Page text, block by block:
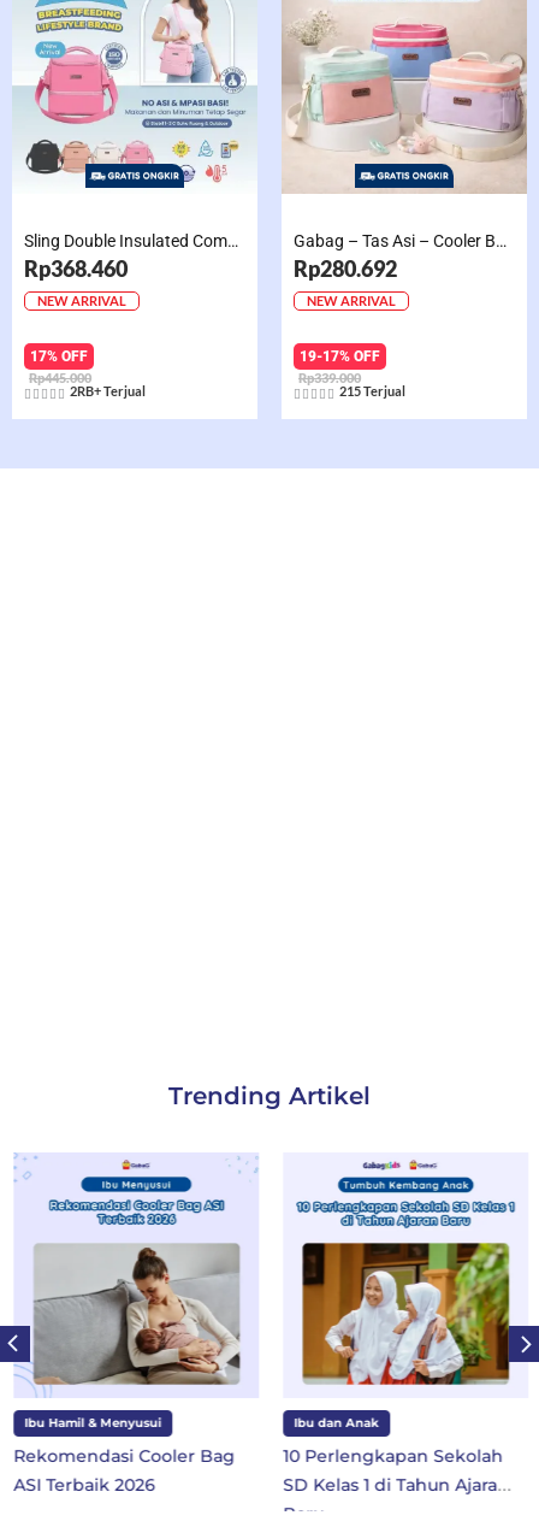
Sling Double Insulated Compartment Cappucino Black, Creamy, Salem, Chocolate
Rp368.460
NEW ARRIVAL
17% OFF
Rp445.000
     Rated
2RB+ Terjual
Gabag – Tas Asi – Cooler Bag Sling Single Compartment Mint Grape Bubble
Rp280.692
NEW ARRIVAL
19-17% OFF
Rp339.000
     Rated
215 Terjual
Trending Artikel
Ibu Hamil & Menyusui
Rekomendasi Cooler Bag
ASI Terbaik 2026
Ibu dan Anak
10 Perlengkapan Sekolah
SD Kelas 1 di Tahun Ajaran
Baru